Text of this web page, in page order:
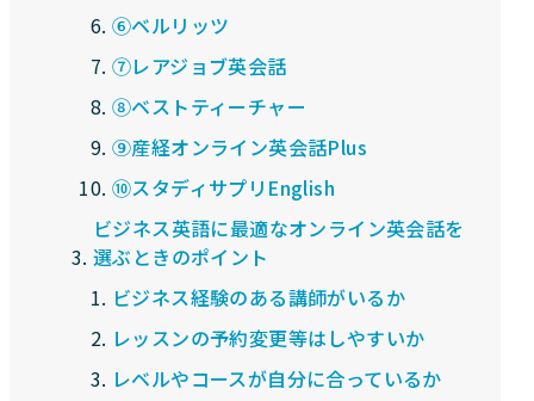
⑥ベルリッツ
⑦レアジョブ英会話
⑧ベストティーチャー
⑨産経オンライン英会話Plus
⑩スタディサプリEnglish
ビジネス英語に最適なオンライン英会話を
選ぶときのポイント
ビジネス経験のある講師がいるか
レッスンの予約変更等はしやすいか
レベルやコースが自分に合っているか